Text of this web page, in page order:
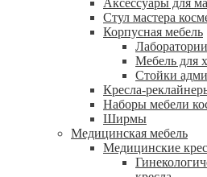
Аксессуары для
Стул мастера
Корпусная мебель
Лаборатории
Мебель для
Стойки
Кресла-
Наборы мебели
Ширмы
Медицинская мебель
Медицинские